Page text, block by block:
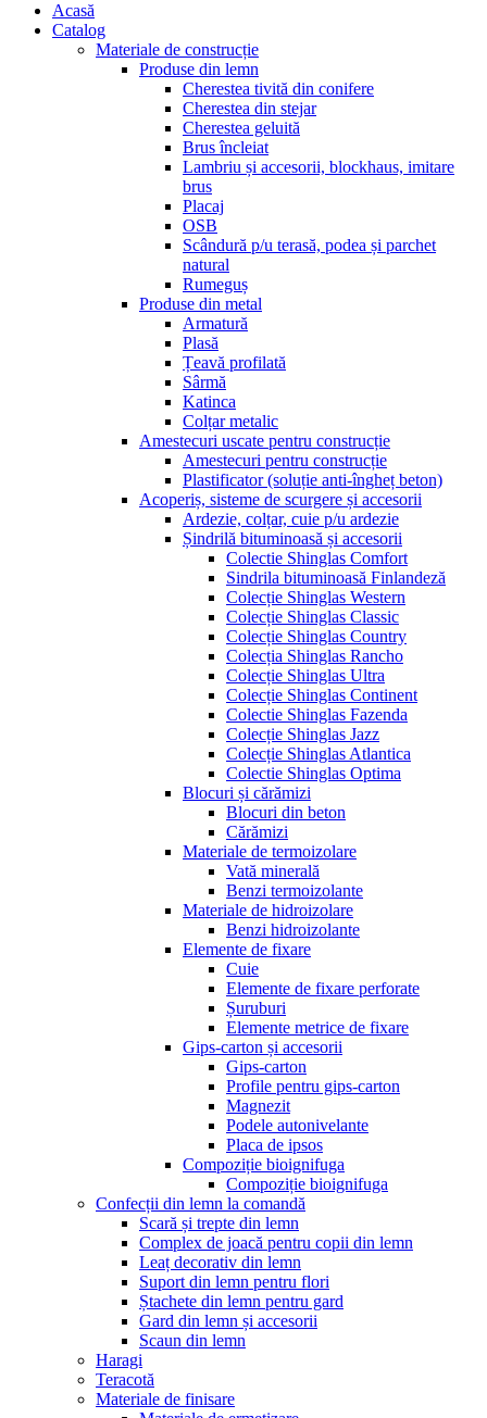
Acasă
Catalog
Materiale de construcție
Produse din lemn
Cherestea tivită din conifere
Cherestea din stejar
Cherestea geluită
Brus încleiat
Lambriu și accesorii, blockhaus, imitare
brus
Placaj
OSB
Scândură p/u terasă, podea și parchet
natural
Rumeguș
Produse din metal
Armatură
Plasă
Țeavă profilată
Sârmă
Katinca
Colțar metalic
Amestecuri uscate pentru construcție
Amestecuri pentru construcție
Plastificator (soluție anti-îngheț beton)
Acoperiș, sisteme de scurgere și accesorii
Ardezie, colțar, cuie p/u ardezie
Șindrilă bituminoasă și accesorii
Colectie Shinglas Comfort
Sindrila bituminoasă Finlandeză
Colecție Shinglas Western
Colecție Shinglas Classic
Colecție Shinglas Country
Colecția Shinglas Rancho
Colecție Shinglas Ultra
Colecție Shinglas Continent
Colectie Shinglas Fazenda
Colecție Shinglas Jazz
Colecție Shinglas Atlantica
Colectie Shinglas Optima
Blocuri și cărămizi
Blocuri din beton
Cărămizi
Materiale de termoizolare
Vată minerală
Benzi termoizolante
Materiale de hidroizolare
Benzi hidroizolante
Elemente de fixare
Cuie
Elemente de fixare perforate
Șuruburi
Elemente metrice de fixare
Gips-carton și accesorii
Gips-carton
Profile pentru gips-carton
Magnezit
Podele autonivelante
Placa de ipsos
Compoziție bioignifuga
Compoziție bioignifuga
Confecții din lemn la comandă
Scară și trepte din lemn
Complex de joacă pentru copii din lemn
Leaț decorativ din lemn
Suport din lemn pentru flori
Ștachete din lemn pentru gard
Gard din lemn și accesorii
Scaun din lemn
Haragi
Teracotă
Materiale de finisare